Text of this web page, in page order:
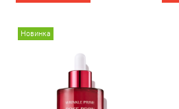
Новинка